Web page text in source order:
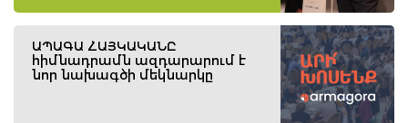
ԱՊԱԳԱ ՀԱՅԿԱԿԱՆԸ
հիմնադրամն ազդարարում է
նոր նախագծի մեկնարկը